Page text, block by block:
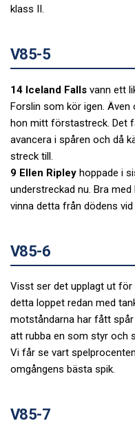
klass II.
V85-5
14 Iceland Falls vann ett
Forslin som kör igen.
hon mitt förstastreck. Det
avancera i spåren och då
streck till.
9 Ellen Ripley hoppade i
understreckad nu. Bra
vinna detta från dödens
V85-6
Visst ser det upplagt ut för
detta loppet redan med
motståndarna har fått
att rubba en som styr och
Vi får se vart
omgångens bästa spik.
V85-7